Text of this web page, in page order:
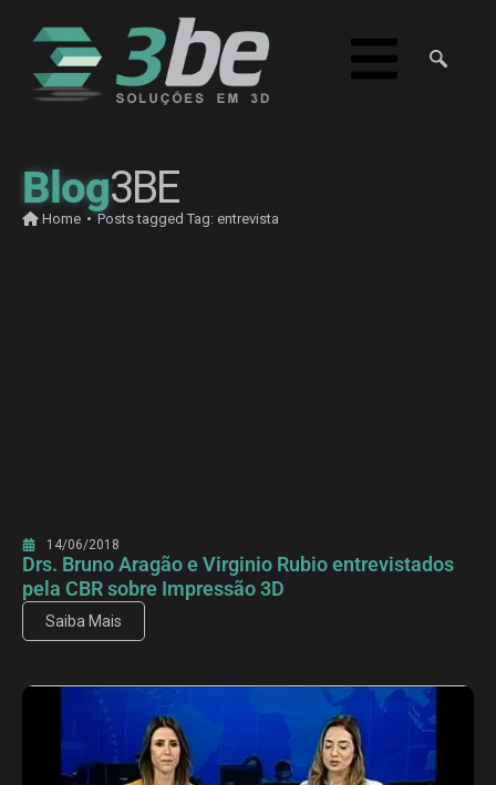
Blog3BE
Home • Posts tagged Tag: entrevista
14/06/2018
Drs. Bruno Aragão e Virginio Rubio entrevistados
pela CBR sobre Impressão 3D
Saiba Mais